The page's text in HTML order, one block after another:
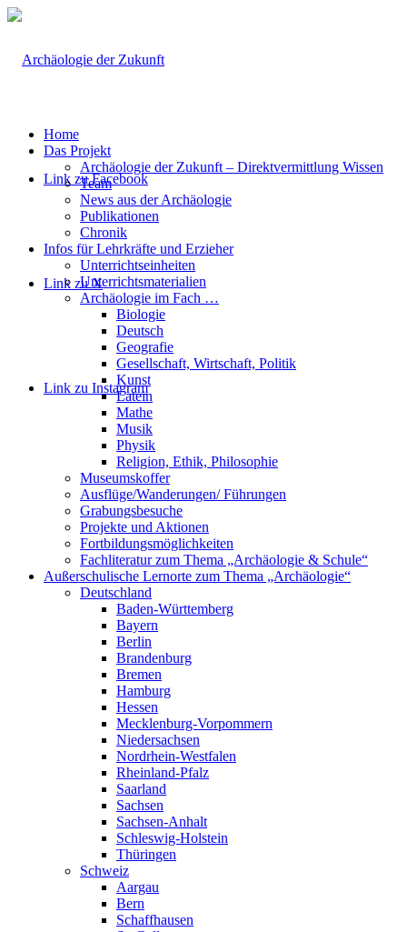
Link zu Facebook
Link zu X
Link zu Instagram
Home
Das Projekt
Archäologie der Zukunft – Direktvermittlung Wissen
Team
News aus der Archäologie
Publikationen
Chronik
Infos für Lehrkräfte und Erzieher
Unterrichtseinheiten
Unterrichtsmaterialien
Archäologie im Fach …
Biologie
Deutsch
Geografie
Gesellschaft, Wirtschaft, Politik
Kunst
Latein
Mathe
Musik
Physik
Religion, Ethik, Philosophie
Museumskoffer
Ausflüge/Wanderungen/ Führungen
Grabungsbesuche
Projekte und Aktionen
Fortbildungsmöglichkeiten
Fachliteratur zum Thema „Archäologie & Schule“
Außerschulische Lernorte zum Thema „Archäologie“
Deutschland
Baden-Württemberg
Bayern
Berlin
Brandenburg
Bremen
Hamburg
Hessen
Mecklenburg-Vorpommern
Niedersachsen
Nordrhein-Westfalen
Rheinland-Pfalz
Saarland
Sachsen
Sachsen-Anhalt
Schleswig-Holstein
Thüringen
Schweiz
Aargau
Bern
Schaffhausen